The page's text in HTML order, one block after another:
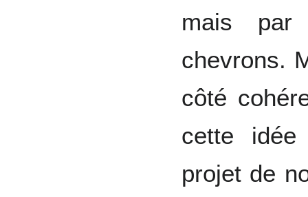
mais par
chevrons.
côté
cette idée
projet de